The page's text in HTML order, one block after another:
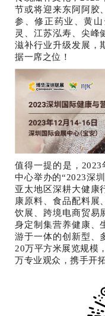
节或将迎来东阿阿胶
参、修正药业、黄
灵、江苏泓寿、尖峰
滋补行业升级发展，
据一席之位！
值得一提的是，
中心举办的“2023深
亚太地区深耕大健康
康原料、食品配料展
饮展、跨境电商贸易
身定制集营养健康、
游于一体的创新型、
20万平方米展览规模
万专业观众，携手开